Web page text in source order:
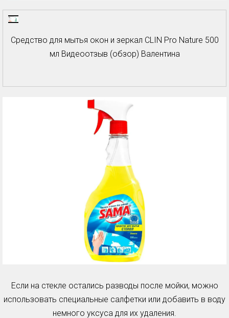
Cредство для мытья окон и зеркал CLIN Pro Nature 500
мл Видеоотзыв (обзор) Валентина
Если на стекле остались разводы после мойки, можно
использовать специальные салфетки или добавить в воду
немного уксуса для их удаления.